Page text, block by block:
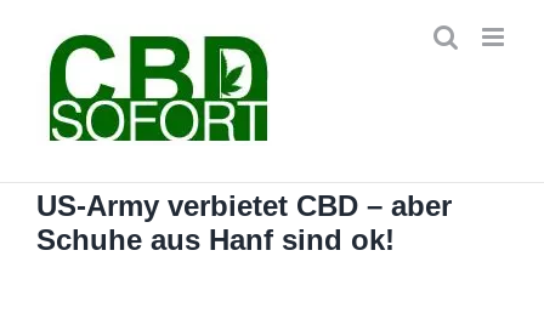
springen
US-Army verbietet CBD – aber
Schuhe aus Hanf sind ok!